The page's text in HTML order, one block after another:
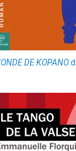
DE KOPANO